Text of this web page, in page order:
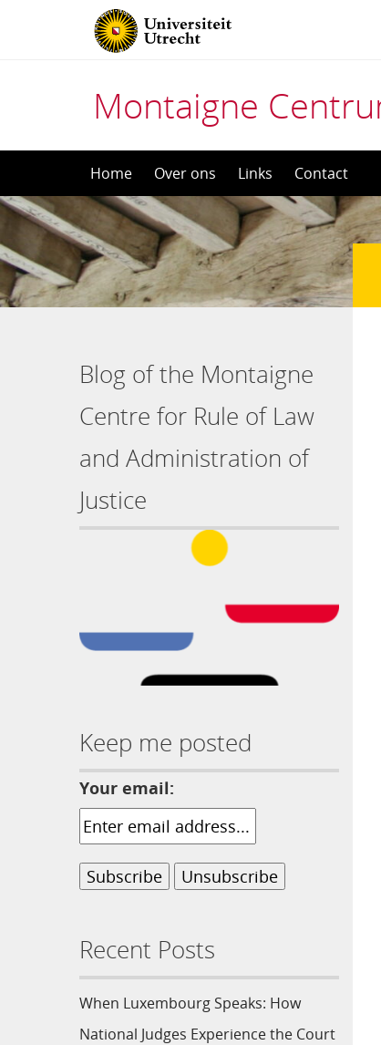
Montaigne
naar
het
inhoud
Home Over ons Links Contact
Blog of the Montaigne
Centre for Rule of Law
and Administration of
Justice
Keep me posted
Your email:
Recent Posts
When Luxembourg Speaks: How
National Judges Experience the Court